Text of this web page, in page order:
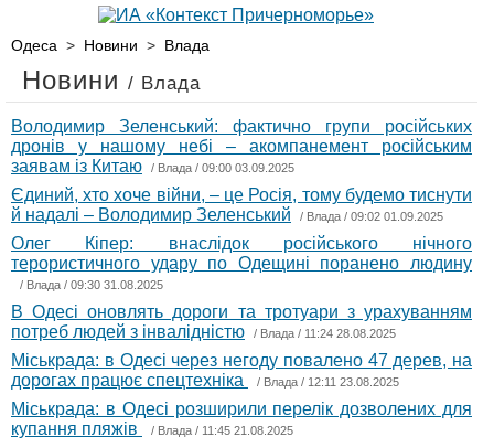
Одеса > Новини > Влада
Новини / Влада
Володимир Зеленський: фактично групи російських
дронів у нашому небі – акомпанемент російським
заявам із Китаю
/ Влада / 09:00 03.09.2025
Єдиний, хто хоче війни, – це Росія, тому будемо тиснути
й надалі – Володимир Зеленський
/ Влада / 09:02 01.09.2025
Олег Кіпер: внаслідок російського нічного
терористичного удару по Одещині поранено людину
/ Влада / 09:30 31.08.2025
В Одесі оновлять дороги та тротуари з урахуванням
потреб людей з інвалідністю
/ Влада / 11:24 28.08.2025
Міськрада: в Одесі через негоду повалено 47 дерев, на
дорогах працює спецтехніка
/ Влада / 12:11 23.08.2025
Міськрада: в Одесі розширили перелік дозволених для
купання пляжів
/ Влада / 11:45 21.08.2025